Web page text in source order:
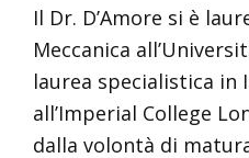
Il Dr. D’Amore si è
Meccanica
laurea specialistica in
all’Imperial College
dalla volontà di